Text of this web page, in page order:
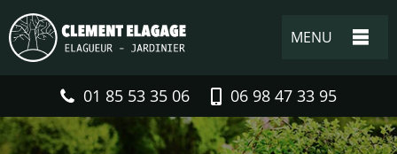
MENU
01 85 53 35 06 06 98 47 33 95